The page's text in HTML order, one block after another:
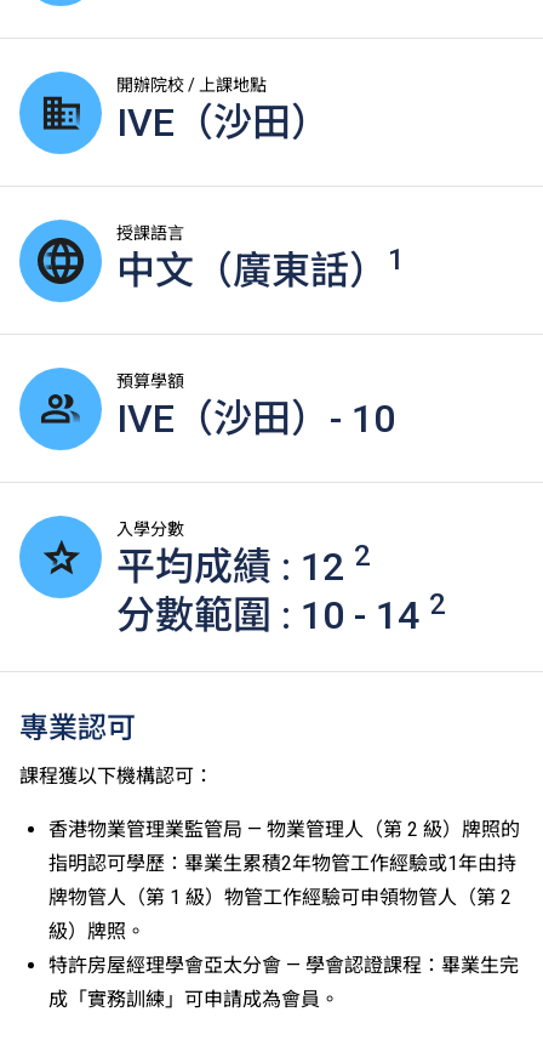
開辦院校 / 上課地點
IVE（沙田）
授課語言
中文（廣東話） 1
預算學額
IVE（沙田）- 10
入學分數
平均成績 : 12 2
分數範圍 : 10 - 14 2
專業認可
課程獲以下機構認可：
香港物業管理業監管局 — 物業管理人（第 2 級）牌照的
指明認可學歷：畢業生累積2年物管工作經驗或1年由持
牌物管人（第 1 級）物管工作經驗可申領物管人（第 2
級）牌照。
特許房屋經理學會亞太分會 — 學會認證課程：畢業生完
成「實務訓練」可申請成為會員。